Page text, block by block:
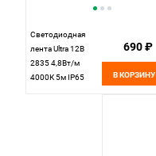
Светодиодная
лента Ultra 12В
2835 4,8Вт/м
4000К 5м IP65
690 ₽
В КОРЗИНУ